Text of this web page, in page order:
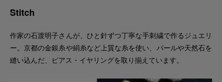
Stitch
作家の石渡明子さんが、ひと針ずつ丁寧な手刺繍で作るジュエリ
ー。京都の金銀糸や絹糸など上質な糸を使い、パールや天然石を
縫い込んだ、ピアス・イヤリングを取り揃えています。